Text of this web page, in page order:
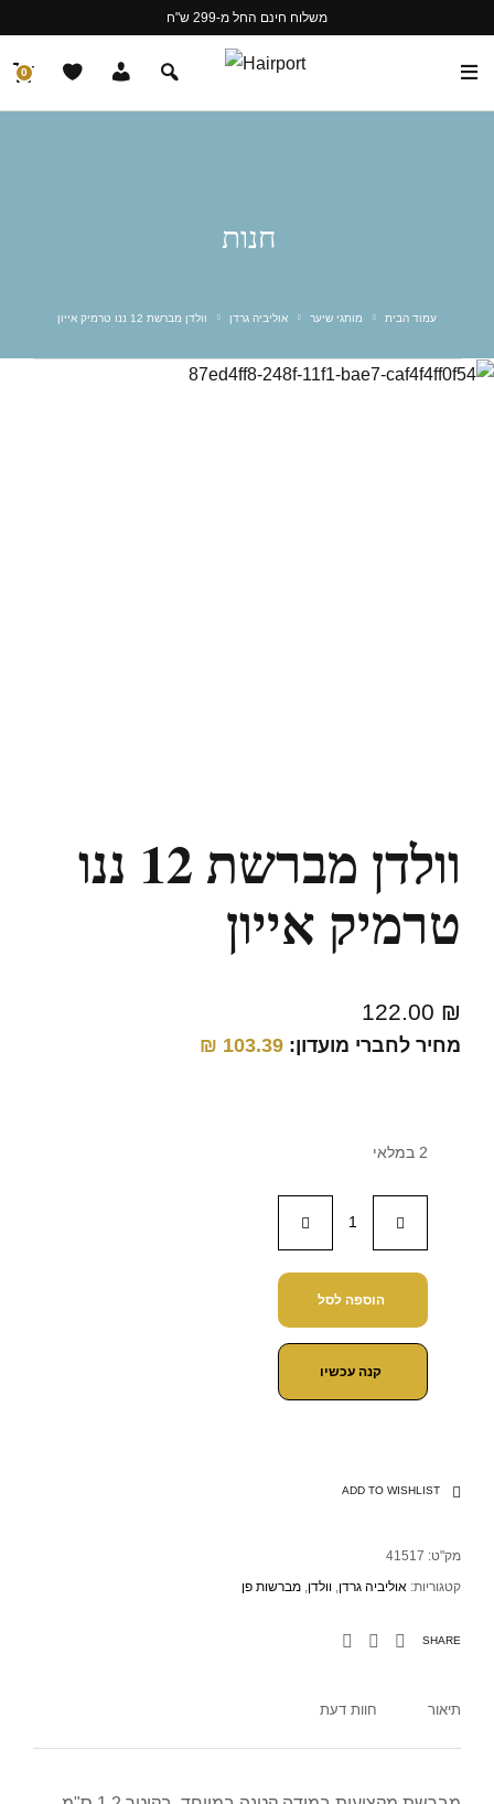
משלוח חינם החל מ-299 ש"ח
0
חנות
עמוד הבית מותגי שיער אוליביה גרדן וולדן מברשת 12 ננו טרמיק אייון
וולדן מברשת 12 ננו
טרמיק אייון
122.00 ₪
מחיר לחברי מועדון: 103.39
₪
2 במלאי
הוספה לסל
קנה עכשיו
ADD TO WISHLIST
מק"ט: 41517
קטגוריות: אוליביה גרדן, וולדן, מברשות פן
SHARE
תיאור חוות דעת